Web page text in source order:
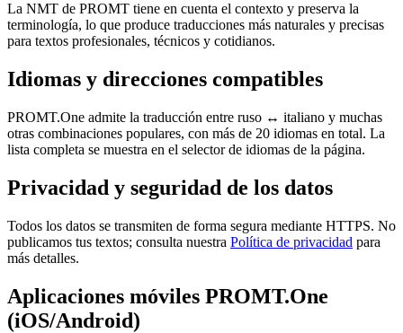
La NMT de PROMT tiene en cuenta el contexto y preserva la
terminología, lo que produce traducciones más naturales y precisas
para textos profesionales, técnicos y cotidianos.
Idiomas y direcciones compatibles
PROMT.One admite la traducción entre ruso ↔ italiano y muchas
otras combinaciones populares, con más de 20 idiomas en total. La
lista completa se muestra en el selector de idiomas de la página.
Privacidad y seguridad de los datos
Todos los datos se transmiten de forma segura mediante HTTPS. No
publicamos tus textos; consulta nuestra Política de privacidad para
más detalles.
Aplicaciones móviles PROMT.One
(iOS/Android)